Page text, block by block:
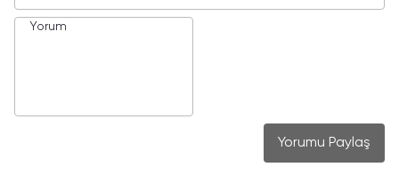
Yorumu Paylaş